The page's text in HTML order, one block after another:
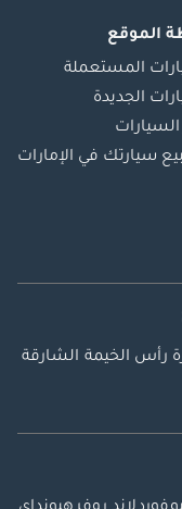
الموقع
المستعملة
الجديدة
السيارات
سيارتك في الإمارات
رأس الخيمة الشارقة